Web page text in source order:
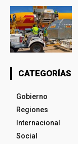
CATEGORÍAS
Gobierno
Regiones
Internacional
Social